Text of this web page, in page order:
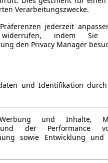
Verarbeitungszwecke.
jederzeit
widerrufen, indem
den Privacy Manager
und Identifikation
Werbung und Inhalte,
und der Performance
sowie Entwicklung und
Angebote